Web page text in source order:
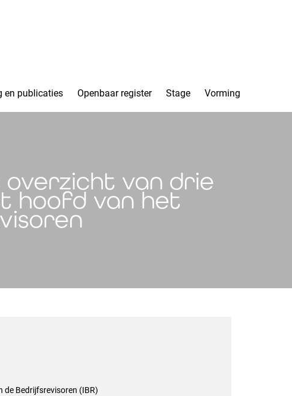
en publicaties Openbaar register Stage Vorming
overzicht van drie
hoofd van het
de Bedrijfsrevisoren (IBR)